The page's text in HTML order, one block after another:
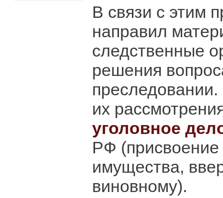
В связи с этим
направил
следственные
решения
их
уголовное
РФ (присвоение
имущества,
виновному).